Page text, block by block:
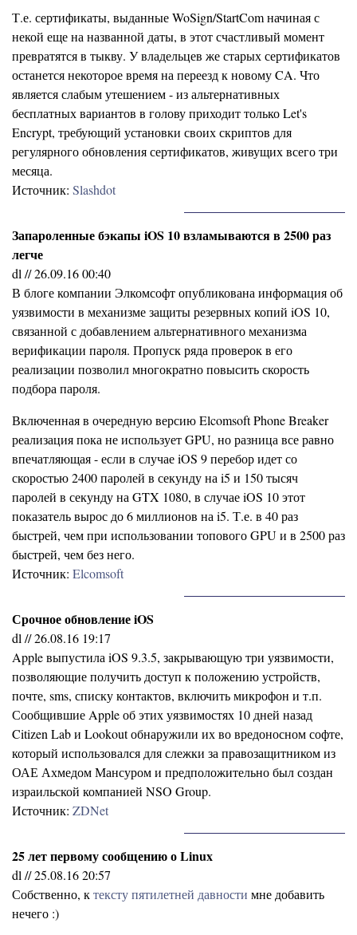
Т.е. сертификаты, выданные WoSign/StartCom начиная с
некой еще на названной даты, в этот счастливый момент
превратятся в тыкву. У владельцев же старых сертификатов
останется некоторое время на переезд к новому CA. Что
является слабым утешением - из альтернативных
бесплатных вариантов в голову приходит только Let's
Encrypt, требующий установки своих скриптов для
регулярного обновления сертификатов, живущих всего три
месяца.
Источник: Slashdot
Запароленные бэкапы iOS 10 взламываются в 2500 раз
легче
dl // 26.09.16 00:40
В блоге компании Элкомсофт опубликована информация об
уязвимости в механизме защиты резервных копий iOS 10,
связанной с добавлением альтернативного механизма
верификации пароля. Пропуск ряда проверок в его
реализации позволил многократно повысить скорость
подбора пароля.
Включенная в очередную версию Elcomsoft Phone Breaker
реализация пока не использует GPU, но разница все равно
впечатляющая - если в случае iOS 9 перебор идет со
скоростью 2400 паролей в секунду на i5 и 150 тысяч
паролей в секунду на GTX 1080, в случае iOS 10 этот
показатель вырос до 6 миллионов на i5. Т.е. в 40 раз
быстрей, чем при использовании топового GPU и в 2500 раз
быстрей, чем без него.
Источник: Elcomsoft
Срочное обновление iOS
dl // 26.08.16 19:17
Apple выпустила iOS 9.3.5, закрывающую три уязвимости,
позволяющие получить доступ к положению устройств,
почте, sms, списку контактов, включить микрофон и т.п.
Сообщившие Apple об этих уязвимостях 10 дней назад
Citizen Lab и Lookout обнаружили их во вредоносном софте,
который использовался для слежки за правозащитником из
ОАЕ Ахмедом Мансуром и предположительно был создан
израильской компанией NSO Group.
Источник: ZDNet
25 лет первому сообщению о Linux
dl // 25.08.16 20:57
Собственно, ктексту пятилетней давности мне добавить
нечего :)